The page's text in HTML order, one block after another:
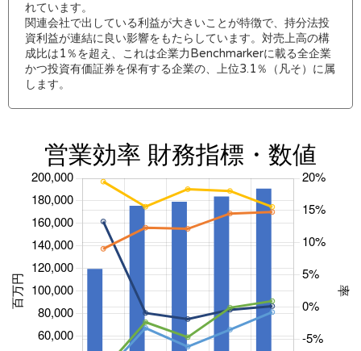
れています。
関連会社で出している利益が大きいことが特徴で、持分法投
資利益が連結に良い影響をもたらしています。対売上高の構
成比は1％を超え、これは企業力Benchmarkerに載る全企業
かつ投資有価証券を保有する企業の、上位3.1％（凡そ）に属
します。